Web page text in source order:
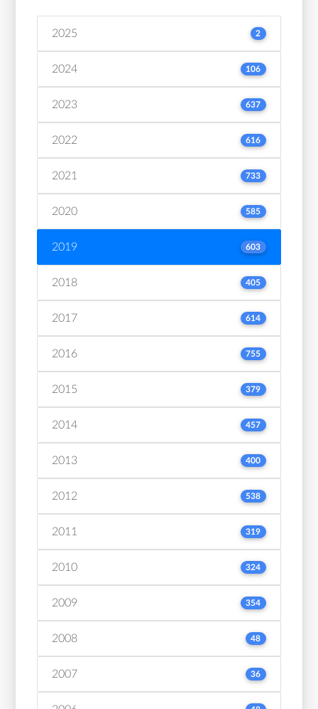
2025 2
2024 106
2023 637
2022 616
2021 733
2020 585
2019 603
2018 405
2017 614
2016 755
2015 379
2014 457
2013 400
2012 538
2011 319
2010 324
2009 354
2008 48
2007 36